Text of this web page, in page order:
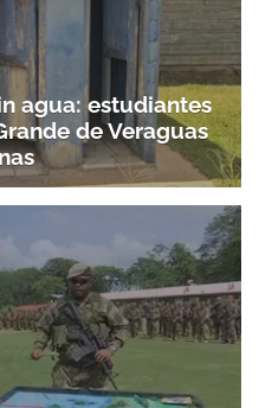
agua: estudiantes
de Veraguas